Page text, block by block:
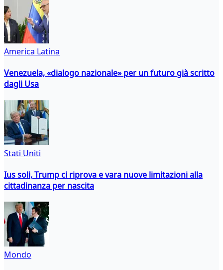
America Latina
Venezuela, «dialogo nazionale» per un futuro già scritto
dagli Usa
Stati Uniti
Ius soli, Trump ci riprova e vara nuove limitazioni alla
cittadinanza per nascita
Mondo